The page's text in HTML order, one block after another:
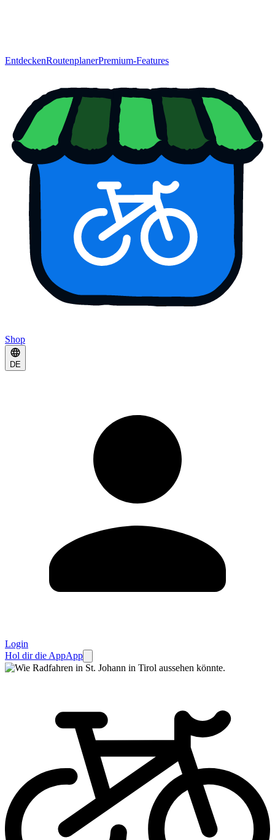
EntdeckenRoutenplanerPremium-Features
Shop
DE
Login
Hol dir die AppApp